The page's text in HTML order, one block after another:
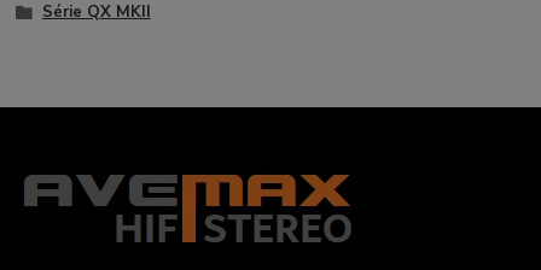
Série QX MKII